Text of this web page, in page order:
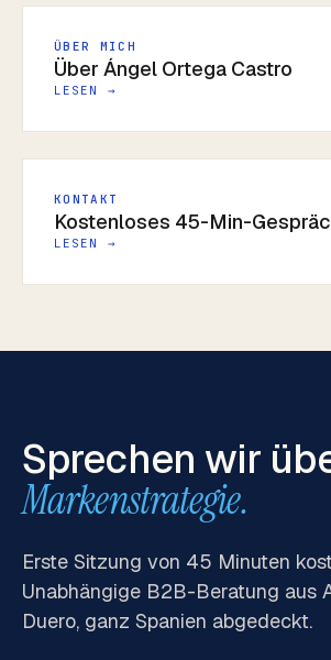
ÜBER MICH
Über Ángel Ortega Castro
LESEN →
KONTAKT
Kostenloses 45-Min-
LESEN →
Sprechen wir
Markenstrategie.
Erste Sitzung von 45 Minuten
Unabhängige B2B-Beratung aus
Duero, ganz Spanien abgedeckt.